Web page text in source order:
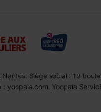
Siège social : 19
Yoopala